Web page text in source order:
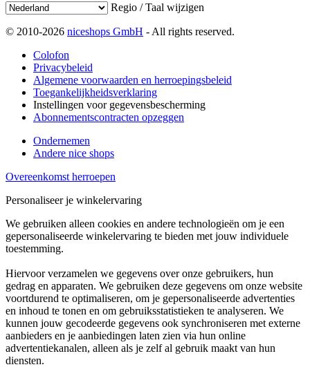
Regio / Taal wijzigen
© 2010-2026 niceshops GmbH - All rights reserved.
Colofon
Privacybeleid
Algemene voorwaarden en herroepingsbeleid
Toegankelijkheidsverklaring
Instellingen voor gegevensbescherming
Abonnementscontracten opzeggen
Ondernemen
Andere nice shops
Overeenkomst herroepen
Personaliseer je winkelervaring
We gebruiken alleen cookies en andere technologieën om je een
gepersonaliseerde winkelervaring te bieden met jouw individuele
toestemming.
Hiervoor verzamelen we gegevens over onze gebruikers, hun
gedrag en apparaten. We gebruiken deze gegevens om onze website
voortdurend te optimaliseren, om je gepersonaliseerde advertenties
en inhoud te tonen en om gebruiksstatistieken te analyseren. We
kunnen jouw gecodeerde gegevens ook synchroniseren met externe
aanbieders en je aanbiedingen laten zien via hun online
advertentiekanalen, alleen als je zelf al gebruik maakt van hun
diensten.